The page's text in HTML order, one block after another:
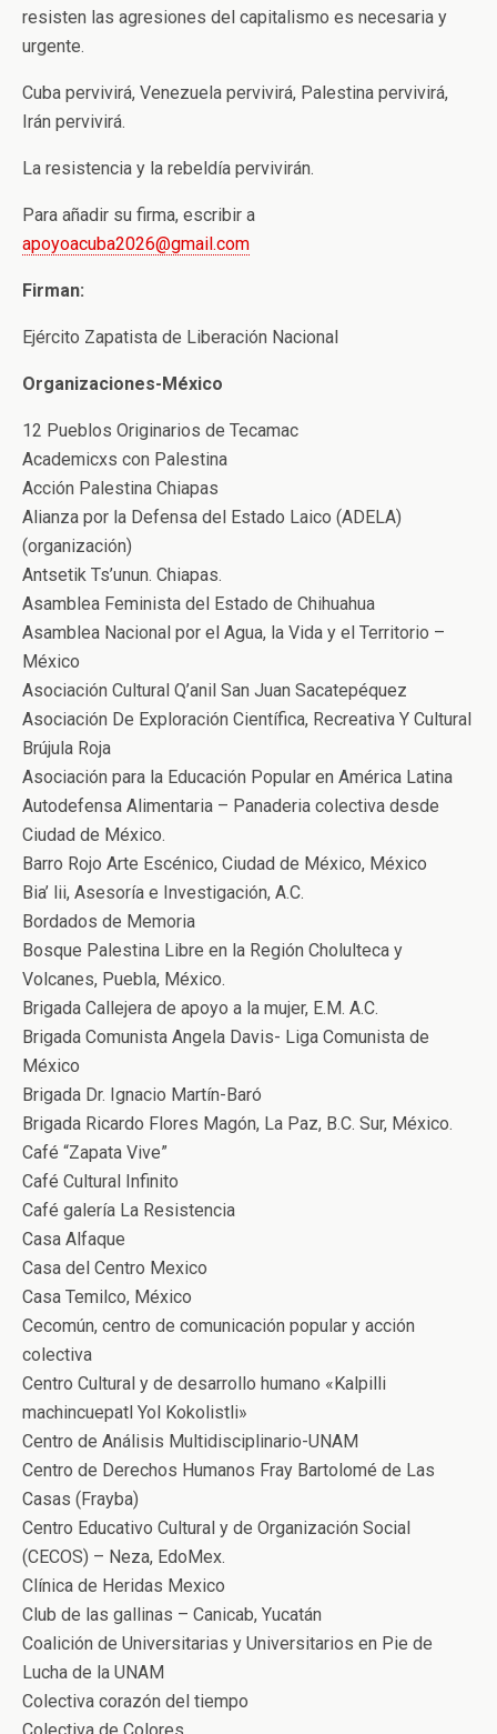
resisten las agresiones del capitalismo es necesaria y
urgente.
Cuba pervivirá, Venezuela pervivirá, Palestina pervivirá,
Irán pervivirá.
La resistencia y la rebeldía pervivirán.
Para añadir su firma, escribir a
apoyoacuba2026@gmail.com
Firman:
Ejército Zapatista de Liberación Nacional
Organizaciones-México
12 Pueblos Originarios de Tecamac
Academicxs con Palestina
Acción Palestina Chiapas
Alianza por la Defensa del Estado Laico (ADELA)
(organización)
Antsetik Ts’unun. Chiapas.
Asamblea Feminista del Estado de Chihuahua
Asamblea Nacional por el Agua, la Vida y el Territorio –
México
Asociación Cultural Q’anil San Juan Sacatepéquez
Asociación De Exploración Científica, Recreativa Y Cultural
Brújula Roja
Asociación para la Educación Popular en América Latina
Autodefensa Alimentaria – Panaderia colectiva desde
Ciudad de México.
Barro Rojo Arte Escénico, Ciudad de México, México
Bia’ lii, Asesoría e Investigación, A.C.
Bordados de Memoria
Bosque Palestina Libre en la Región Cholulteca y
Volcanes, Puebla, México.
Brigada Callejera de apoyo a la mujer, E.M. A.C.
Brigada Comunista Angela Davis- Liga Comunista de
México
Brigada Dr. Ignacio Martín-Baró
Brigada Ricardo Flores Magón, La Paz, B.C. Sur, México.
Café “Zapata Vive”
Café Cultural Infinito
Café galería La Resistencia
Casa Alfaque
Casa del Centro Mexico
Casa Temilco, México
Cecomún, centro de comunicación popular y acción
colectiva
Centro Cultural y de desarrollo humano «Kalpilli
machincuepatl Yol Kokolistli»
Centro de Análisis Multidisciplinario-UNAM
Centro de Derechos Humanos Fray Bartolomé de Las
Casas (Frayba)
Centro Educativo Cultural y de Organización Social
(CECOS) – Neza, EdoMex.
Clínica de Heridas Mexico
Club de las gallinas – Canicab, Yucatán
Coalición de Universitarias y Universitarios en Pie de
Lucha de la UNAM
Colectiva corazón del tiempo